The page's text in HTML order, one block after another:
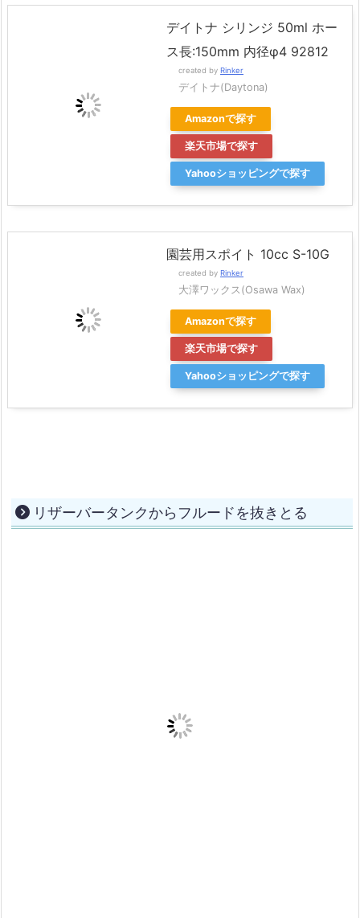
デイトナ シリンジ 50ml ホー
ス長:150mm 内径φ4 92812
created by Rinker
デイトナ(Daytona)
Amazonで探す
楽天市場で探す
Yahooショッピングで探す
園芸用スポイト 10cc S-10G
created by Rinker
大澤ワックス(Osawa Wax)
Amazonで探す
楽天市場で探す
Yahooショッピングで探す
リザーバータンクからフルードを抜きとる